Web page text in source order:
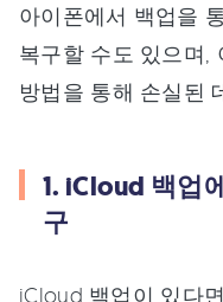
아이폰에서 백업을
복구할 수도 있으며,
방법을 통해 손실된
1. iCloud 백업
구
iCloud 백업이 있다면,